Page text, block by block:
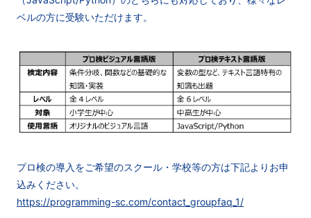
ベルの方に受験いただけます。
プロ検の導入をご希望のスクール・学校等の方は下記よりお申
込みください。
https://programming-sc.com/contact_groupfaq_1/